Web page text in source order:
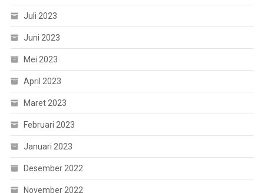
Juli 2023
Juni 2023
Mei 2023
April 2023
Maret 2023
Februari 2023
Januari 2023
Desember 2022
November 2022